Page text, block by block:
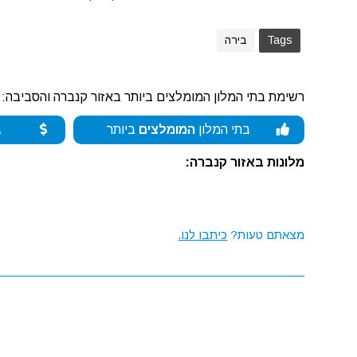
Tags בירה
רשימת בתי המלון המומלצים ביותר באזור קנברה והסביבה:
בתי המלון המומלצים ביותר
מלונות באזור קנברה:
מצאתם טעות? כיתבו לנו.